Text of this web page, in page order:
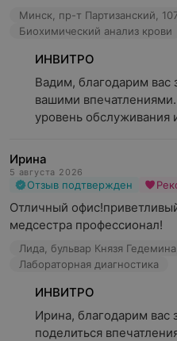
Минск, пр-т Партизанский,
Биохимический анализ крови
ИНВИТРО
Вадим, благодарим вас
вашими
уровень обслуживания
Ирина
5 августа 2026
Отзыв подтвержден
Отличный
медсестра профессионал!
Лида, бульвар Князя
Лабораторная диагностика
ИНВИТРО
Ирина, благодарим вас
поделиться